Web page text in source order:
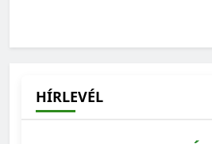
2026-06-01
HÍRLEVÉL